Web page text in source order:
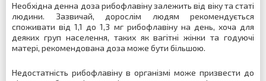
Необхідна денна доза рибофлавіну залежить від віку та статі
людини. Зазвичай, дорослім людям рекомендується
споживати від 1,1 до 1,3 мг рибофлавіну на день, хоча для
деяких груп населення, таких як вагітні жінки та годуючі
матері, рекомендована доза може бути більшою.
Недостатність рибофлавіну в організмі може призвести до